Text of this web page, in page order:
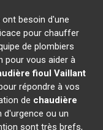
besoin d'une
pour chauffer
de plombiers
pour vous aider à
fioul Vaillant
répondre à vos
de chaudière
d'urgence ou un
sont très brefs,